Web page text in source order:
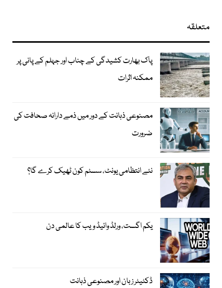
متعلقہ
پاک بھارت کشیدگی کے چناب اور جہلم کے پانی پر
ممکنہ اثرات
مصنوعی ذہانت کے دور میں ذمے دارانہ صحافت کی
ضرورت
نئے انتظامی یونٹ، سسٹم کون ٹھیک کرے گا؟
یکم اگست، ورلڈ وائیڈ ویب کا عالمی دن
ڈکٹیٹر زبان اور مصنوعی ذہانت